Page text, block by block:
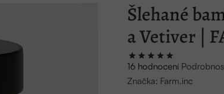
Šlehané
a Vetiver |
Průměrné
hodnocení
produktu
16 hodnocení
Značka: Farm.inc